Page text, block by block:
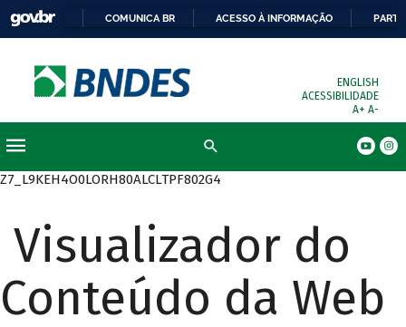
COMUNICA BR ACESSO À INFORMAÇÃO
ENGLISH
ACESSIBILIDADE
A+ A-
Z7_L9KEH4O0LORH80ALCLTPF802G4
Visualizador do
Conteúdo da Web